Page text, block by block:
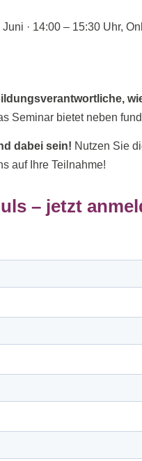
· 14:00 – 15:30 Uhr,
Seminar bietet neben
dabei sein! Nutzen Sie
auf Ihre Teilnahme!
– jetzt